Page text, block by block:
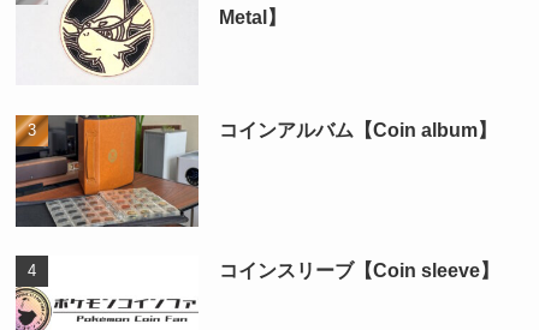
Metal】
コインアルバム【Coin album】
コインスリーブ【Coin sleeve】